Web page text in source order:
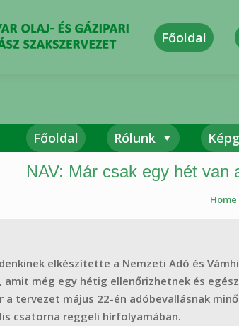
Főoldal Rólunk
NAV: Már csak egy hét van
Home
elkészítette a Nemzeti Adó és
még egy hétig ellenőrizhetnek és
a tervezet május 22-én adóbevallásnak
csatorna reggeli hírfolyamában.
Főoldal